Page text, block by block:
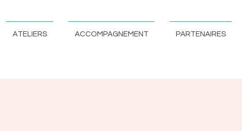
ATELIERS ACCOMPAGNEMENT PARTENAIRES